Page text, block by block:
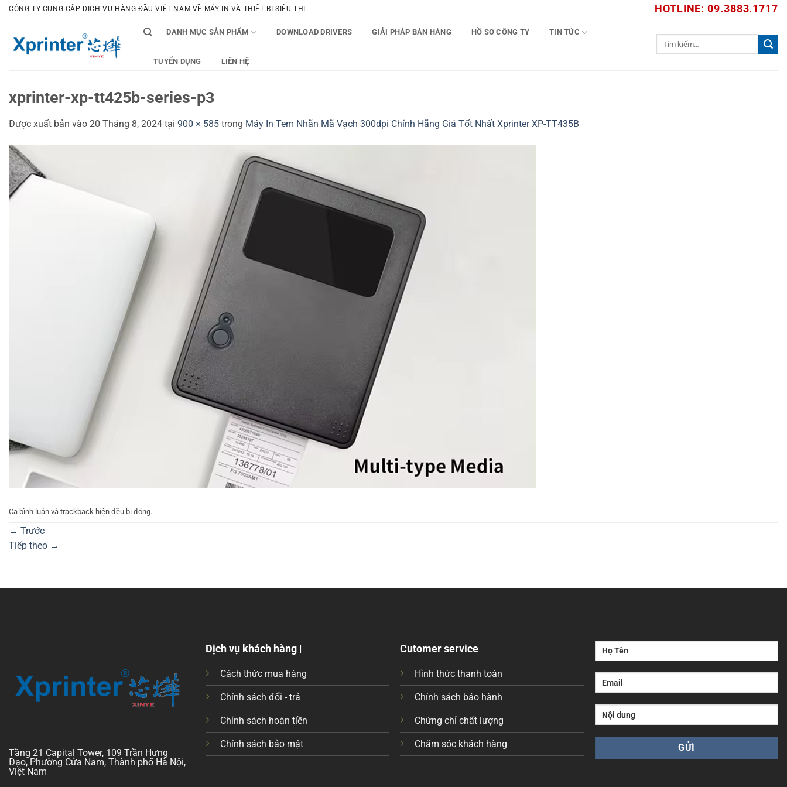
Bỏ
dung
CÔNG TY CUNG CẤP DỊCH VỤ HÀNG ĐẦU VIỆT NAM VỀ MÁY IN VÀ THIẾT BỊ SIÊU THỊ HOTLINE: 09.3883.1717
DANH MỤC SẢN PHẨM DOWNLOAD DRIVERS GIẢI PHÁP BÁN HÀNG HỒ SƠ CÔNG TY TIN TỨC
TUYỂN DỤNG LIÊN HỆ
xprinter-xp-tt425b-series-p3
Được xuất bản vào 20 Tháng 8, 2024 tại 900 × 585 trong Máy In Tem Nhãn Mã Vạch 300dpi Chính Hãng Giá Tốt Nhất Xprinter XP-TT435B
Cả bình luận và trackback hiện đều bị đóng.
← Trước
Tiếp theo →
Tầng 21 Capital Tower, 109 Trần Hưng
Đạo, Phường Cửa Nam, Thành phố Hà Nội,
Việt Nam
Dịch vụ khách hàng |
Cách thức mua hàng
Chính sách đổi - trả
Chính sách hoàn tiền
Chính sách bảo mật
Cutomer service
Hình thức thanh toán
Chính sách bảo hành
Chứng chỉ chất lượng
Chăm sóc khách hàng